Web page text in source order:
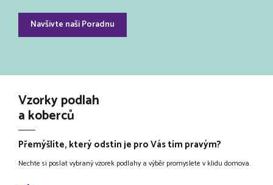
Navšivte naši Poradnu
Vzorky podlah
a koberců
Přemýšlíte, který odstín je pro Vás tím pravým?
Nechte si poslat vybraný vzorek podlahy a výběr promyslete v klidu domova.